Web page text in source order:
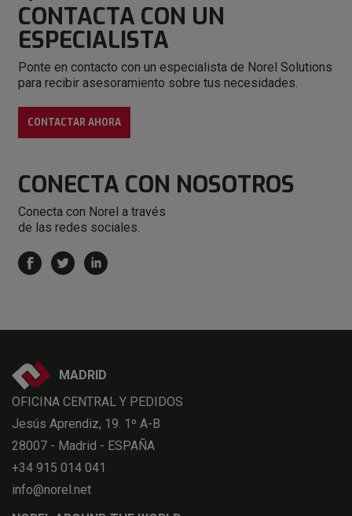
CONTACTA CON UN
ESPECIALISTA
Ponte en contacto con un especialista de Norel Solutions
para recibir asesoramiento sobre tus necesidades.
CONTACTAR AHORA
CONECTA CON NOSOTROS
Conecta con Norel a través
de las redes sociales.
MADRID
OFICINA CENTRAL Y PEDIDOS
Jesús Aprendiz, 19. 1º A-B
28007 - Madrid - ESPAÑA
+34 915 014 041
info@norel.net